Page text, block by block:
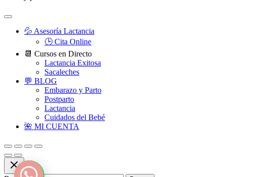
💦 Asesoría Lactancia
🕒 Cita Online
📆 Cursos en Directo
Lactancia Exitosa
Sacaleches
💬 BLOG
Embarazo y Parto
Postparto
Lactancia
Cuidados del Bebé
🌺 MI CUENTA